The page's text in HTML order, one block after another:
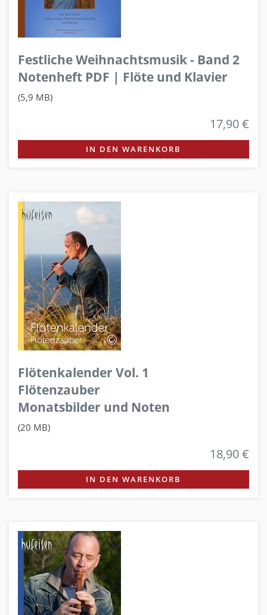
Festliche Weihnachtsmusik - Band 2
Notenheft PDF | Flöte und Klavier
(5,9 MB)
17,90 €
IN DEN WARENKORB
Flötenkalender Vol. 1
Flötenzauber
Monatsbilder und Noten
(20 MB)
18,90 €
IN DEN WARENKORB